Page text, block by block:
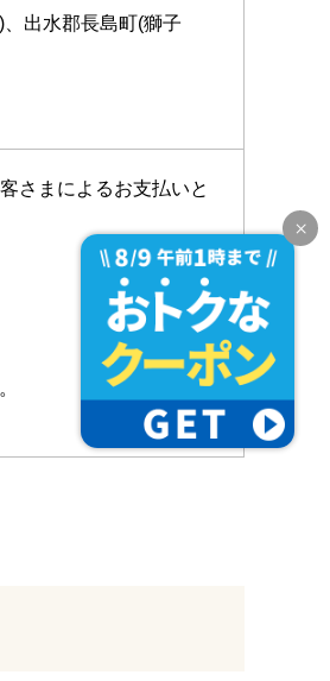
出水郡長島町(獅子
さまによるお支払いと